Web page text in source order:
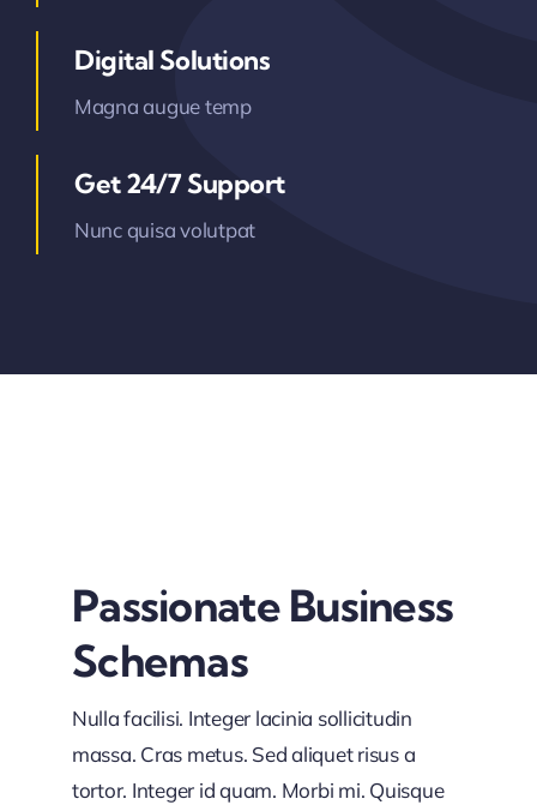
Digital Solutions
Magna augue temp
Get 24/7 Support
Nunc quisa volutpat
Passionate Business
Schemas
Nulla facilisi. Integer lacinia sollicitudin
massa. Cras metus. Sed aliquet risus a
tortor. Integer id quam. Morbi mi. Quisque